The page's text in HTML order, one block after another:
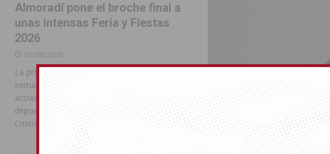
Almoradí pone el broche final a
unas intensas Feria y Fiestas
2026
03/08/2026
La programación reunió durante más de una
semana actos institucionales, conciertos,
actividades familiares, competiciones
deportivas y las celebraciones de Moros y
Cristianos